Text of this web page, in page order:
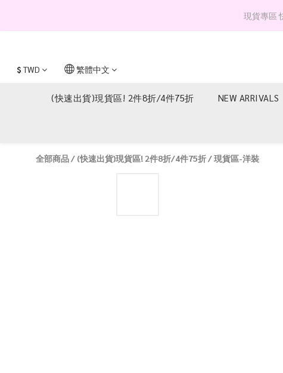
現貨專區
$TWD 繁體中文
(快速出貨)現貨區! 2件8折/4件75折 NEW ARRIVALS
全部商品/ (快速出貨)現貨區! 2件8折/4件75折/現貨區-洋裝